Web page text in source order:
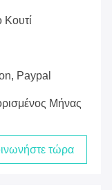
Κουτί
Paypal
Μήνας
τώρα